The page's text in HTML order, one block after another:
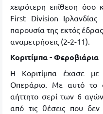
χειρότερη επίθεση όσο
First Division
παρουσία της εκτός
αναμετρήσεις (2-2-11).
Κοριτίμπα -
Η Κοριτίμπα έχασε
Οπεράριο. Με αυτό το
αήττητο σερί των 6
από τις θέσεις που